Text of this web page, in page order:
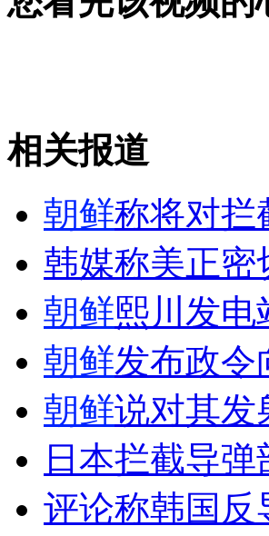
山西运城恶犬咬伤多人 警民合力深
女孩北京地铁殴打老人 痛下狠手拳
无痛分娩是否安全 医生回应
外交部：反对强权政治霸凌主义
外交部：有关国家言论片面不公正
安徽一实载49人客车翻车
相关报道
朝鲜称将对拦
韩媒称美正密
朝鲜熙川发电
朝鲜发布政令
朝鲜说对其发
日本拦截导
评论称韩国反